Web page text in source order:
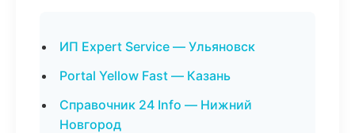
ИП Expert Service — Ульяновск
Portal Yellow Fast — Казань
Справочник 24 Info — Нижний
Новгород